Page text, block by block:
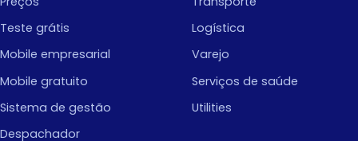
Teste grátis
Mobile empresarial
Mobile gratuito
Sistema de gestão
Despachador
Logística
Varejo
Serviços de saúde
Utilities